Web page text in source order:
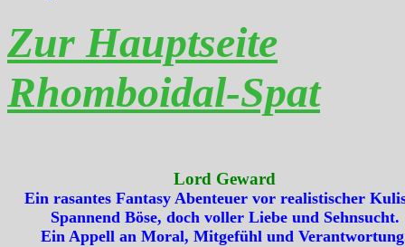
Zur Hauptseite
Rhomboidal-Spat
Lord Geward
Ein rasantes Fantasy Abenteuer vor realistischer
Spannend Böse, doch voller Liebe und Sehnsucht.
Ein Appell an Moral, Mitgefühl und